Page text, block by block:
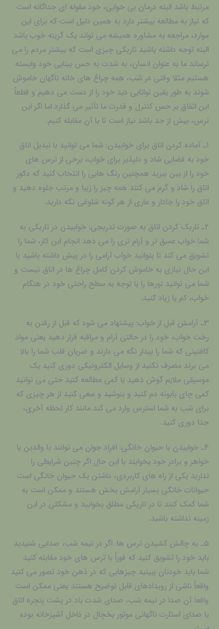
مرتبط باشد البته درمان بی خوابی، خود مقوله ای جداگانه است
که نیاز به مطالعه بیشتر دارد به همین دلیل است که برای این
موارد، مراجعه به مشاوره همیشه می تواند یک گزینه خوب باشد
البته توجه داشته باشید تاریکی چیزی است که بیشتر مردم را می
ترساند ما به عنوان انسان، به شدت به حس بینایی خود وابسته
هستیم مثلا وقتی در شب، همه چراغ های خانه ناگهان خاموش
شوند به طور یقین توانایی دید خود را از دست می دهیم و قطعاً
این اتفاق بر حس کنترل و قدرت ما تأثیر می گذارد اما اگر این
ترس، بیش از حد باشد نیاز است تا با آن مقابله کنیم.
۱ـ آماده کردن اتاق برای خوابیدن: شما می توانید با تبدیل اتاق
خود به فضایی شاد و دلپذیر برای خواب، برخی از ترس های
خود را از بین ببرید همچنین رنگ هایی را انتخاب کنید که دکور
اتاق را شاد و گرم می کنند همه چیز را زیبا و مرتب جلوه دهید و
اتاق خود را جادار و عاری از هر گونه شلوغی نگه دارید.
۲ـ تاریک کردن اتاق به صورت تدریجی: خوابیدن در تاریکی به
شما خواب عمیق تر و آرام تری را می دهد انجام این کار، شما را
تشویق می کند تا بتوانید خواب آرامی را در پیش داشته باشید با
این حال نیازی به خاموش کردن کامل چراغ ها در اتاق نیست و
شما می توانید نورها را با توجه به سطح راحتی خود در هنگام
خواب، کم یا زیاد کنید.
۳ـ آرامش قبل از خواب: پیشنهاد می شود که قبل از رفتن به
رخت خواب، خود را در حالتی آرام و مراقبه قرار دهید یعنی مواد
کافئینی که شما را بیدار نگه می دارند و ضربان قلب شما را بالا
می برند مصرف نکنید از وسایل الکترونیکی دوری کنید یک
موسیقی ملایم گوش دهید یا کمی مطالعه کنید حتی می توانید
کمی چای بابونه دم کنید و بنوشید و سعی کنید از هر چیزی که
برای شب به شما استرس وارد می کند مانند کار لحظه آخری،
جدا دوری کنید.
۴ـ خوابیدن با حیوان خانگی: افراد جوان می توانند با والدین یا
خواهر و برادر خود بخوابند با این حال اگر چنین شرایطی را
ندارید یکی از راه های کاربردی، داشتن یک حیوان خانگی است
حیوانات خانگی بسیار آرامش بخش هستند و ممکن است به
شما کمک کنند تا در تاریکی مطلق بخوابید و مشکلی در این
زمینه نداشته باشید.
۵ـ به چالش کشیدن ترس ها: اگر در نیمه شب، صدایی شنیدید
باید خود را تشویق کنید که فوراً با ترس های خود مقابله کنید
شما باید خودتان ببینید چیزهایی که در ذهن خود تصور می کنید
واقعاً ناشی از رویدادهای قابل توضیح هستند یعنی ممکن است
واقعا آن صدا در نیمه شب، صدای شدت باد در پشت پنجره اتاق
یا صدای استارت ناگهانی موتور یخچال در داخل آشپزخانه بوده